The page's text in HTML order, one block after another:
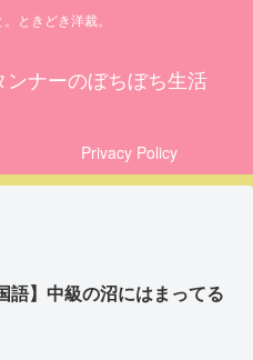
ときどき洋裁。
ナーのぼちぼち生活
Privacy Policy
語】中級の沼にはまってる